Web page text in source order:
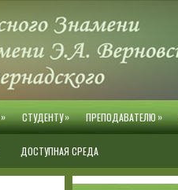
» СТУДЕНТУ» ПРЕПОДАВАТЕЛЮ»
ДОСТУПНАЯ СРЕДА